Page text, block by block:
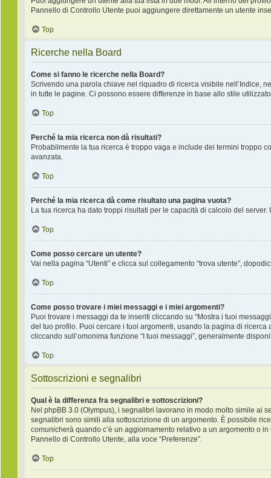
Pannello di Controllo Utente puoi aggiungere direttamente un utente
Top
Ricerche nella Board
Come si fanno le ricerche nella Board?
Scrivendo una parola chiave nel riquadro di ricerca visibile nell’Indice,
in tutte le pagine. Ci possono essere differenze in base allo stile
Top
Perché la mia ricerca non dà risultati?
Probabilmente la tua ricerca è troppo vaga e include dei termini troppo
avanzata.
Top
Perché la mia ricerca dà come risultato una pagina vuota?
La tua ricerca ha dato troppi risultati per le capacità di calcolo del
Top
Come posso cercare un utente?
Vai nella pagina “Utenti” e clicca sul collegamento “trova utente”,
Top
Come posso trovare i miei messaggi e i miei argomenti?
Puoi trovare i messaggi da te inseriti cliccando su “Mostra i tuoi
del tuo profilo. Puoi cercare i tuoi argomenti, usando la pagina di
cliccando sull’omonima funzione “I tuoi messaggi”, generalmente
Top
Sottoscrizioni e segnalibri
Qual è la differenza fra segnalibri e sottoscrizioni?
Nel phpBB 3.0 (Olympus), i segnalibri lavorano in modo molto simile ai
segnalibri sono simili alla sottoscrizione di un argomento. È possibile
comunicherà quando c’è un aggiornamento relativo a un argomento o
Pannello di Controllo Utente, alla voce “Preferenze”.
Top